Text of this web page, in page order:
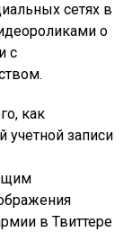
сетях в
о
с
как
учетной записи
в Твиттере